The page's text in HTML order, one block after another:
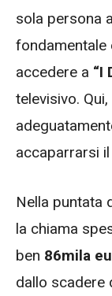
sola persona
fondamentale
accedere a “I
televisivo.
accaparrarsi
Nella puntata
la chiama
ben 86mila
dallo scadere